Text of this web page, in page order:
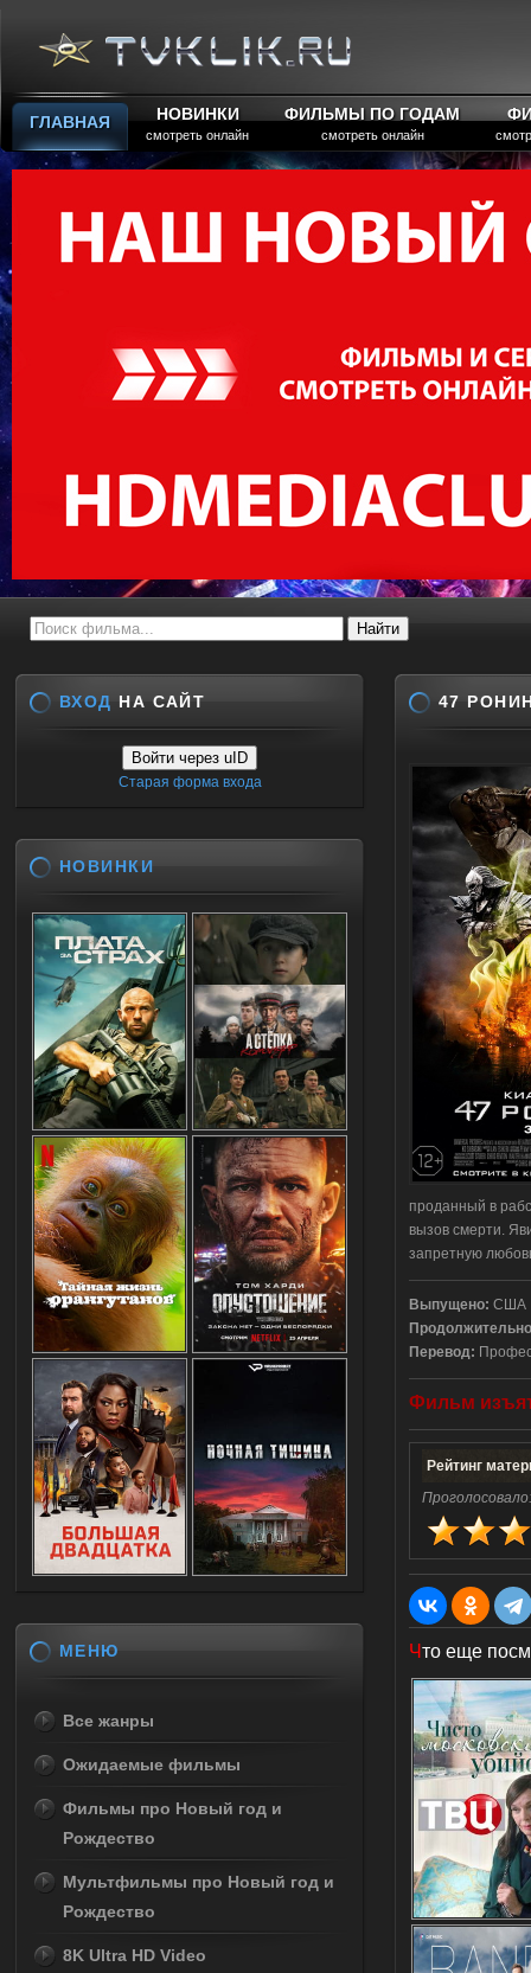
ГЛАВНАЯ НОВИНКИ
смотреть онлайн
ФИЛЬМЫ ПО ГОДАМ
смотреть онлайн
47
проданный в
вызов смерти.
запретную
Выпущено: США
Перевод:
Фильм
Рейтинг
Что еще
ВХОД НА САЙТ
Войти через uID
Старая форма входа
НОВИНКИ
МЕНЮ
Все жанры
Ожидаемые фильмы
Фильмы про Новый год и
Рождество
Мультфильмы про Новый год и
Рождество
8K Ultra HD Video